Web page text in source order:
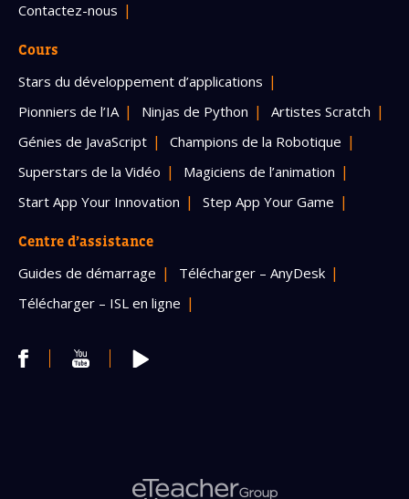
Contactez-nous
Cours
Stars du développement d’applications
Pionniers de l’IA
Ninjas de Python
Artistes Scratch
Génies de JavaScript
Champions de la Robotique
Superstars de la Vidéo
Magiciens de l’animation
Start App Your Innovation
Step App Your Game
Centre d’assistance
Guides de démarrage
Télécharger – AnyDesk
Télécharger – ISL en ligne